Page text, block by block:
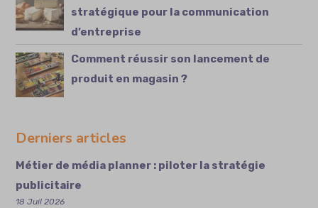
stratégique pour la communication
d’entreprise
Comment réussir son lancement de
produit en magasin ?
Derniers articles
Métier de média planner : piloter la stratégie
publicitaire
18 Juil 2026